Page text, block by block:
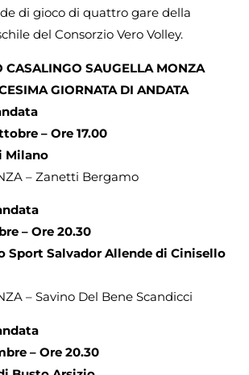
di gioco di quattro gare della
del Consorzio Vero Volley.
CASALINGO SAUGELLA MONZA
GIORNATA DI ANDATA
– Ore 17.00
Milano
– Zanetti Bergamo
– Ore 20.30
Sport Salvador Allende di Cinisello
– Savino Del Bene Scandicci
– Ore 20.30